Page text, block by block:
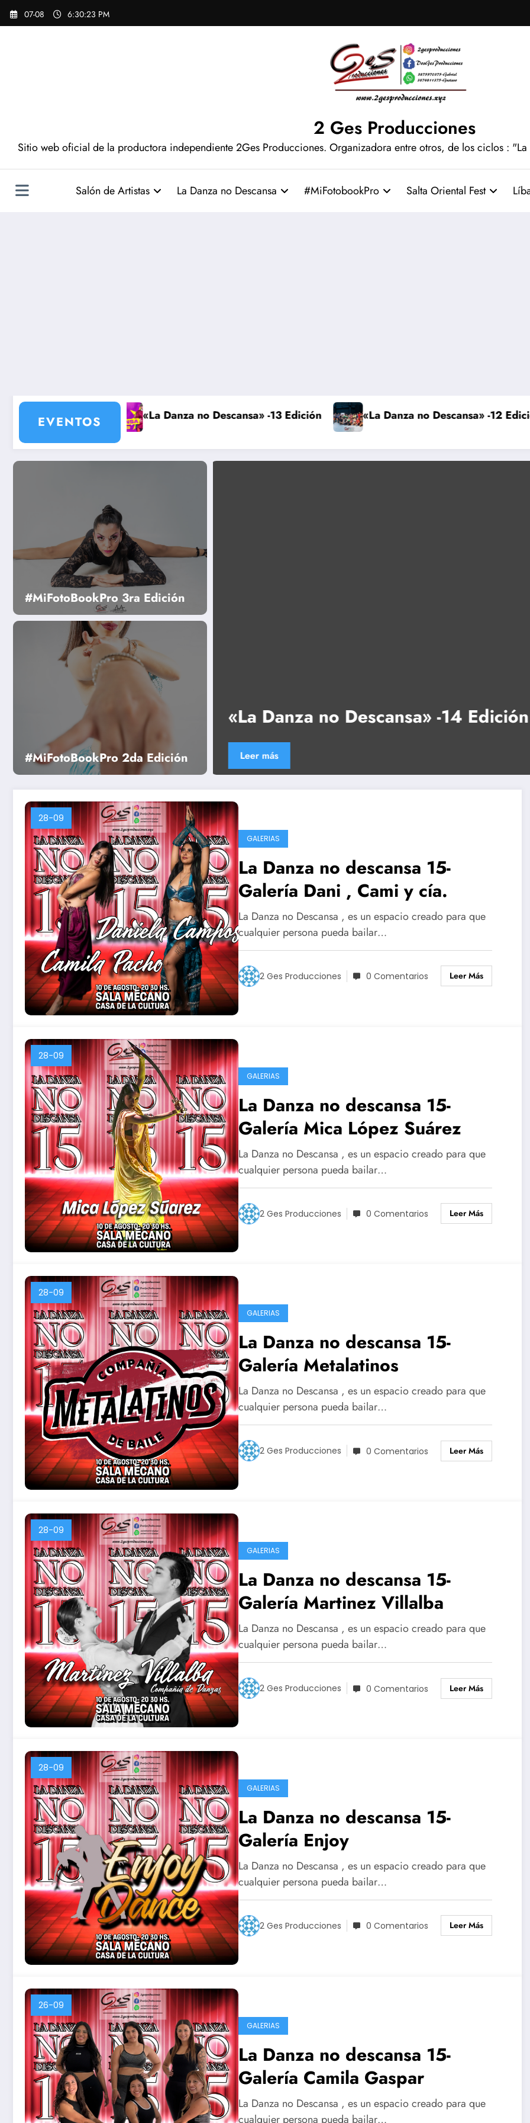
Saltar
07-08 6:30:24 PM
2 Ges Producciones
Sitio web oficial de la productora independiente 2Ges Producciones. Organizadora entre otros, de los ciclos :
Salón de Artistas La Danza no Descansa #MiFotobookPro Salta Oriental Fest
EVENTOS
The Summit Argentina – Sede Salta «La Danza no Descansa» -11 Edición
«La Danza no
#MiFotoBookPro 3ra Edición
#MiFotoBookPro 2da Edición
-14 Edición «La Danza no Descansa» -13
Leer más
28-09
GALERIAS
La Danza no descansa 15-
Galería Dani , Cami y cía.
La Danza no Descansa , es un espacio creado para que
cualquier persona pueda bailar…
2 Ges Producciones 0 Comentarios Leer Más
28-09
GALERIAS
La Danza no descansa 15-
Galería Mica López Suárez
La Danza no Descansa , es un espacio creado para que
cualquier persona pueda bailar…
2 Ges Producciones 0 Comentarios Leer Más
28-09
GALERIAS
La Danza no descansa 15-
Galería Metalatinos
La Danza no Descansa , es un espacio creado para que
cualquier persona pueda bailar…
2 Ges Producciones 0 Comentarios Leer Más
28-09
GALERIAS
La Danza no descansa 15-
Galería Martinez Villalba
La Danza no Descansa , es un espacio creado para que
cualquier persona pueda bailar…
2 Ges Producciones 0 Comentarios Leer Más
28-09
GALERIAS
La Danza no descansa 15-
Galería Enjoy
La Danza no Descansa , es un espacio creado para que
cualquier persona pueda bailar…
2 Ges Producciones 0 Comentarios Leer Más
26-09
GALERIAS
La Danza no descansa 15-
Galería Camila Gaspar
La Danza no Descansa , es un espacio creado para que
cualquier persona pueda bailar…